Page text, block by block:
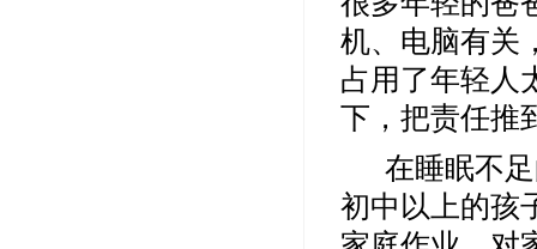
机、电脑有关
占用了年轻人
下，把责任推
在睡眠不
初中以上的孩